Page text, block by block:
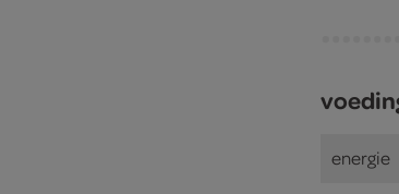
energie